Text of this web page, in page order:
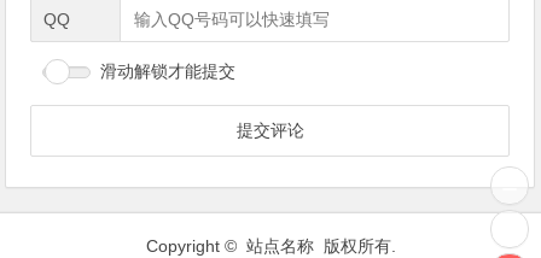
QQ
滑动解锁才能提交
Copyright © 站点名称 版权所有.